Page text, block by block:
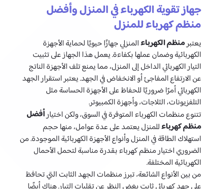
جهاز تقوية الكهرباء في المنزل وأفضل
منظم كهرباء للمنزل
يعتبرمنظم الكهرباءالمنزلي جهازًا حيويًا لحماية الأجهزة
الكهربائية وضمان عملها بكفاءة. يعمل هذا الجهاز على تثبيت
التيار الكهربائي الداخل إلى المنزل، مما يمنع تلف الأجهزة الناتج
عن الارتفاع المفاجئ أو الانخفاض في الجهد. يعتبر استقرار الجهد
الكهربائي أمرًا ضروريًا للحفاظ على الأجهزة الحساسة مثل
التلفزيونات، الثلاجات، وأجهزة الكمبيوتر.
تتنوع منظمات الكهرباء المتوفرة في السوق، ولكن اختيارأفضل
منظم كهرباءللمنزل يعتمد على عدة عوامل، منها حجم
استهلاك الطاقة في المنزل وأنواع الأجهزة الكهربائية الموجودة. من
الضروري اختيار منظم كهرباء بقدرة مناسبة لتحمل الأحمال
الكهربائية المختلفة.
من بين الأنواع الشائعة، تبرز منظمات الجهد الثابت التي تحافظ